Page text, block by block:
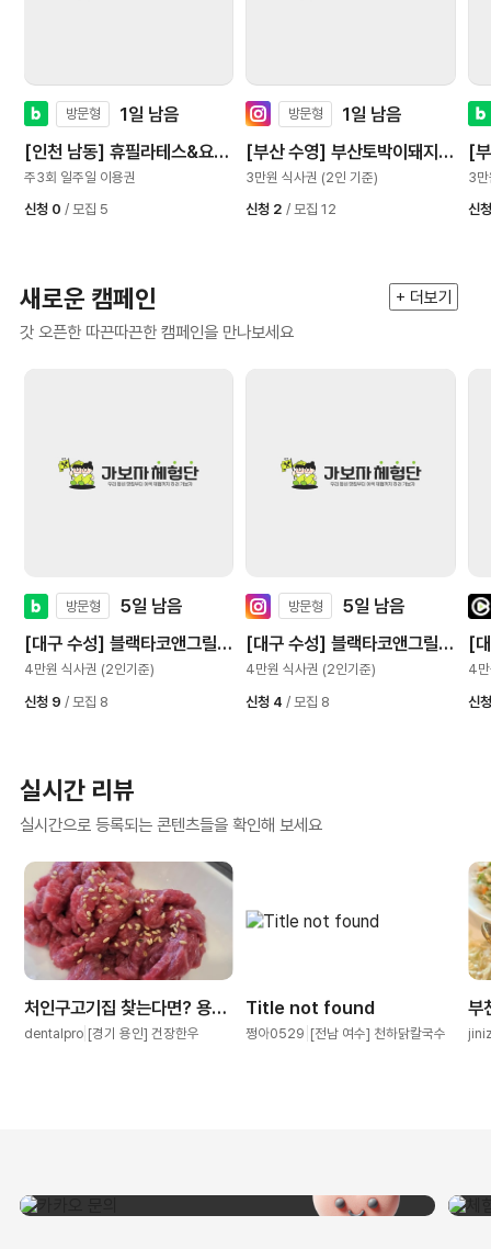
방문형
1일 남음
[인천 남동] 휴필라테스&요가
만수점
주3회 일주일 이용권
신청 0 / 모집 5
방문형
1일 남음
[부산 수영] 부산토박이돼지국
밥 광안본점
3만원 식사권 (2인 기준)
신청 2/ 모집 12
[
밥
3
신
새로운 캠페인
갓 오픈한 따끈따끈한 캠페인을 만나보세요
+ 더보기
방문형
5일 남음
[대구 수성] 블랙타코앤그릴
범어점
4만원 식사권 (2인기준)
신청 9 / 모집 8
방문형
5일 남음
[대구 수성] 블랙타코앤그릴
범어점
4만원 식사권 (2인기준)
신청 4 / 모집 8
[
범
4
신
실시간 리뷰
실시간으로 등록되는 콘텐츠들을 확인해 보세요
처인구고기집 찾는다면? 용인한우 제대로 즐긴 건장한우 솔직 후기
dentalpro [경기 용인] 건장한우
Title not found
쩡아0529 [전남 여수] 천하닭칼국수